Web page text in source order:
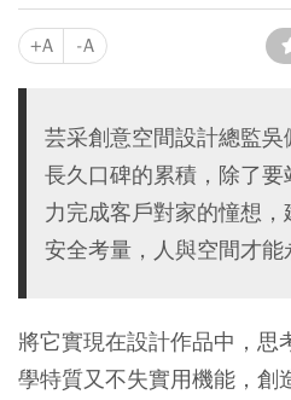
+A -A
芸采創意空間設計總監
長久口碑的累積，除了
力完成客戶對家的憧想
安全考量，人與空間才能
將它實現在設計作品中，思
學特質又不失實用機能，創